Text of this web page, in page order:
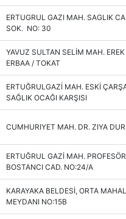
ERTUGRUL GAZI MAH. SAGLIK
SOK. NO: 30
YAVUZ SULTAN SELİM MAH.
ERBAA / TOKAT
ERTUĞRULGAZİ MAH. ESKİ
SAĞLIK OCAĞI KARŞISI
CUMHURIYET MAH. DR. ZIYA
ERTUĞRUL GAZİ MAH.
BOSTANCI CAD. NO:24/A
KARAYAKA BELDESİ, ORTA
MEYDANI NO:15B